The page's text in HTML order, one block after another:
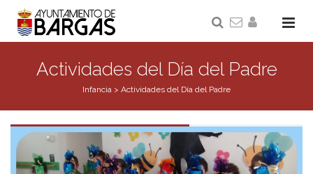
Actividades del Día del Padre
Infancia > Actividades del Día del Padre